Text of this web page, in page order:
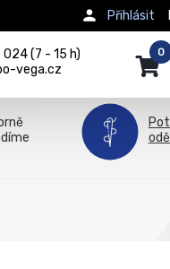
Přihlásit
(7 - 15 h)
vega.cz
0